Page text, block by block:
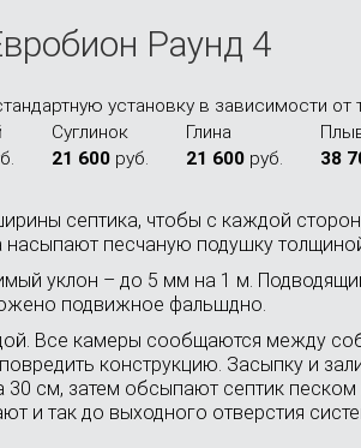
Раунд 4
установку в зависимости от
Сугли­нок Глина
21 600 руб. 21 600 руб. 38
септика, чтобы с каждой
песчаную подушку
уклон – до 5 мм на 1 м.
подвижное фальшдно.
Все камеры сообщаются между
конструкцию. Засыпку и
см, затем обсыпают септик песком
и так до выходного отверстия